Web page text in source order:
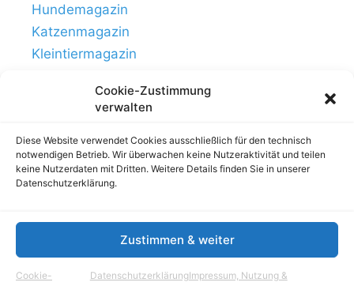
Cookie-Zustimmung
verwalten
Diese Website verwendet Cookies ausschließlich für den technisch
notwendigen Betrieb. Wir überwachen keine Nutzeraktivität und teilen
keine Nutzerdaten mit Dritten. Weitere Details finden Sie in unserer
Datenschutzerklärung.
Zustimmen & weiter
Cookie- DatenschutzerklärungImpressum, Nutzung &
Hundemagazin
Katzenmagazin
Kleintiermagazin